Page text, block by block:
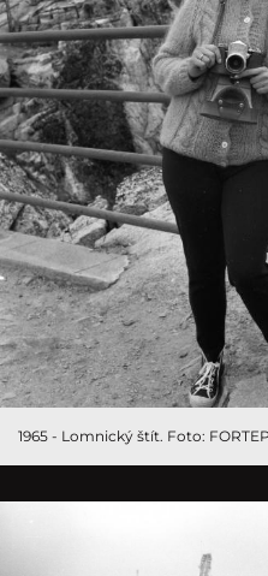
1965 - Lomnický štít. Foto: